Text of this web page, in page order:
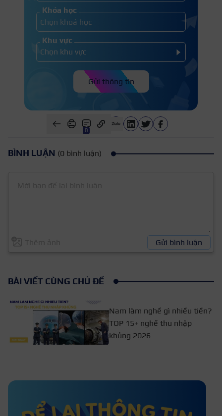
Khóa học
Khu vực
Gửi thông tin
0
BÌNH LUẬN (0 bình luận)
Gửi bình luận
BÀI VIẾT CÙNG CHỦ ĐỀ
Nam làm nghề gì nhiều tiền?
TOP 15+ nghề thu nhập
khủng 2026